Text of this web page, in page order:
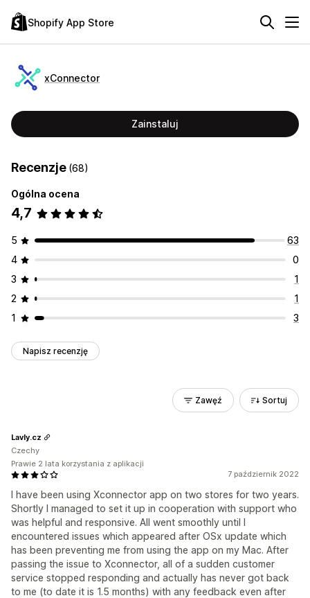
Shopify App Store
xConnector
Zainstaluj
Recenzje (68)
Ogólna ocena
4,7
5
63
4
0
3
1
2
1
1
3
Napisz recenzję
Zawęź Sortuj
7 październik 2022
I have been using Xconnector app on two stores for two years.
Shortly I managed to set it up in cooperation with support who
was helpful and responsive. All went smoothly until I
encountered issues which appeared after OSx update which
has been preventing me from using the app on my Mac. After
passing the issue to Xconnector, all of a sudden customer
service stopped responding and actually has never got back
to me (to date it is 1.5 months) with any feedback even after
Lavly.cz
Czechy
Prawie 2 lata korzystania z aplikacji